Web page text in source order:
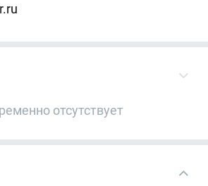
отсутствует